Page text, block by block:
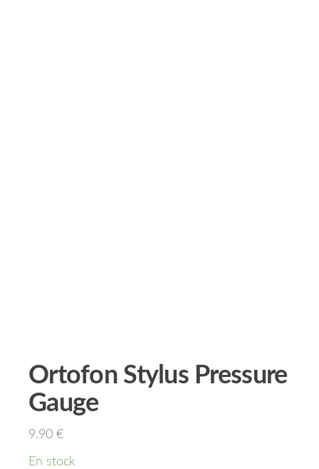
Ortofon Stylus Pressure
Gauge
9.90 €
En stock